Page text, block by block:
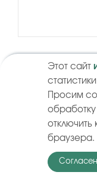
Этот сайт
Просим
отключить
браузера.
Согласен